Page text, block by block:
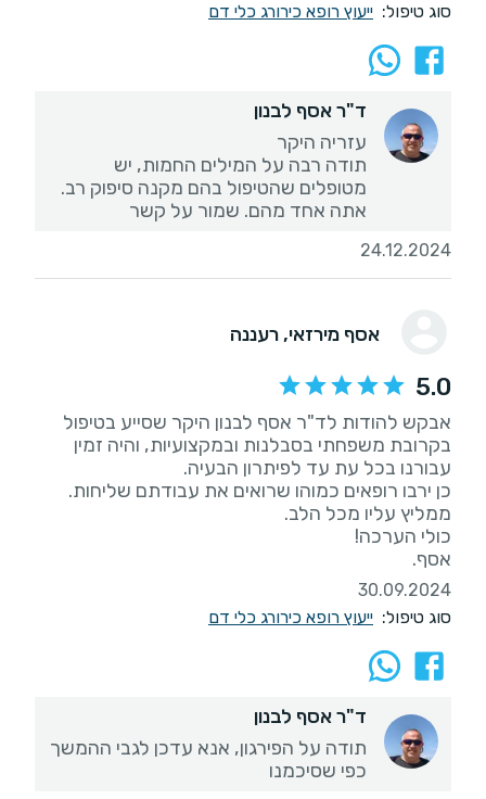
סוג טיפול: ייעוץ רופא כירורג כלי דם
ד"ר אסף לבנון
תודה רבה על המילים החמות, יש
מטופלים שהטיפול בהם מקנה סיפוק רב.
אתה אחד מהם. שמור על קשר
24.12.2024
אסף מירזאי, רעננה
5.0
אבקש להודות לד"ר אסף לבנון היקר שסייע בטיפול
בקרובת משפחתי בסבלנות ובמקצועיות, והיה זמין
אסף.
30.09.2024
סוג טיפול: ייעוץ רופא כירורג כלי דם
ד"ר אסף לבנון
תודה על הפירגון, אנא עדכן לגבי ההמשך
כפי שסיכמנו